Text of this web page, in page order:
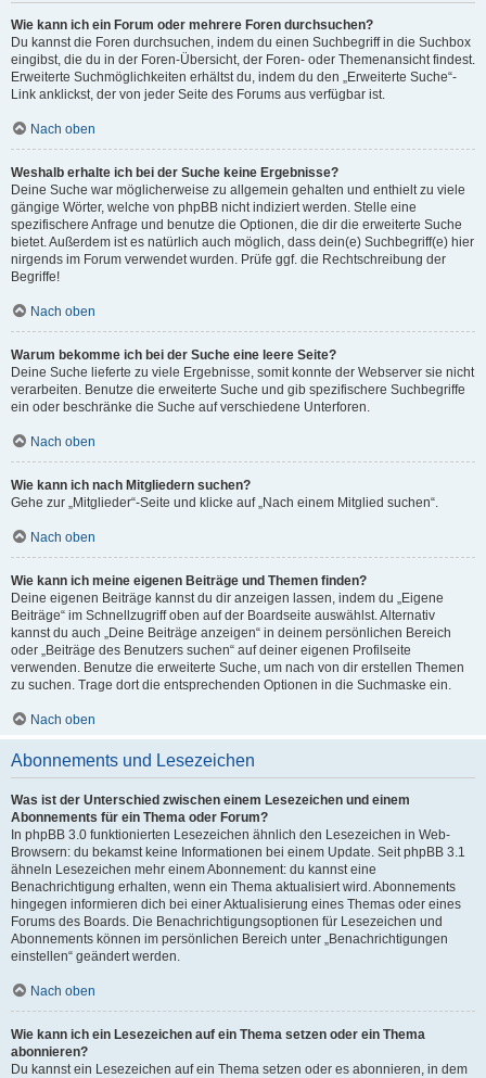
Wie kann ich ein Forum oder mehrere Foren durchsuchen?
Du kannst die Foren durchsuchen, indem du einen Suchbegriff in die Suchbox
eingibst, die du in der Foren-Übersicht, der Foren- oder Themenansicht findest.
Erweiterte Suchmöglichkeiten erhältst du, indem du den „Erweiterte Suche“-
Link anklickst, der von jeder Seite des Forums aus verfügbar ist.
Nach oben
Weshalb erhalte ich bei der Suche keine Ergebnisse?
Deine Suche war möglicherweise zu allgemein gehalten und enthielt zu viele
gängige Wörter, welche von phpBB nicht indiziert werden. Stelle eine
spezifischere Anfrage und benutze die Optionen, die dir die erweiterte Suche
bietet. Außerdem ist es natürlich auch möglich, dass dein(e) Suchbegriff(e) hier
nirgends im Forum verwendet wurden. Prüfe ggf. die Rechtschreibung der
Begriffe!
Nach oben
Warum bekomme ich bei der Suche eine leere Seite?
Deine Suche lieferte zu viele Ergebnisse, somit konnte der Webserver sie nicht
verarbeiten. Benutze die erweiterte Suche und gib spezifischere Suchbegriffe
ein oder beschränke die Suche auf verschiedene Unterforen.
Nach oben
Wie kann ich nach Mitgliedern suchen?
Gehe zur „Mitglieder“-Seite und klicke auf „Nach einem Mitglied suchen“.
Nach oben
Wie kann ich meine eigenen Beiträge und Themen finden?
Deine eigenen Beiträge kannst du dir anzeigen lassen, indem du „Eigene
Beiträge“ im Schnellzugriff oben auf der Boardseite auswählst. Alternativ
kannst du auch „Deine Beiträge anzeigen“ in deinem persönlichen Bereich
oder „Beiträge des Benutzers suchen“ auf deiner eigenen Profilseite
verwenden. Benutze die erweiterte Suche, um nach von dir erstellen Themen
zu suchen. Trage dort die entsprechenden Optionen in die Suchmaske ein.
Nach oben
Abonnements und Lesezeichen
Was ist der Unterschied zwischen einem Lesezeichen und einem
Abonnements für ein Thema oder Forum?
In phpBB 3.0 funktionierten Lesezeichen ähnlich den Lesezeichen in Web-
Browsern: du bekamst keine Informationen bei einem Update. Seit phpBB 3.1
ähneln Lesezeichen mehr einem Abonnement: du kannst eine
Benachrichtigung erhalten, wenn ein Thema aktualisiert wird. Abonnements
hingegen informieren dich bei einer Aktualisierung eines Themas oder eines
Forums des Boards. Die Benachrichtigungsoptionen für Lesezeichen und
Abonnements können im persönlichen Bereich unter „Benachrichtigungen
einstellen“ geändert werden.
Nach oben
Wie kann ich ein Lesezeichen auf ein Thema setzen oder ein Thema
abonnieren?
Du kannst ein Lesezeichen auf ein Thema setzen oder es abonnieren, in dem